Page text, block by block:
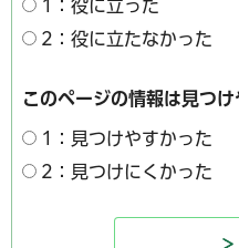
1：役に立った
2：役に立たなかった
このページの情報は見つ
1：見つけやすかった
2：見つけにくかった